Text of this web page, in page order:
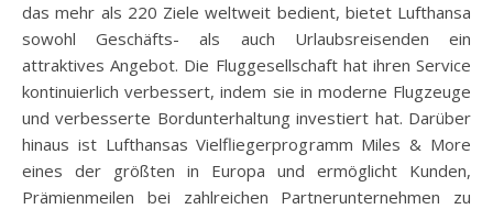
das mehr als 220 Ziele weltweit bedient, bietet Lufthansa
sowohl Geschäfts- als auch Urlaubsreisenden ein
attraktives Angebot. Die Fluggesellschaft hat ihren Service
kontinuierlich verbessert, indem sie in moderne Flugzeuge
und verbesserte Bordunterhaltung investiert hat. Darüber
hinaus ist Lufthansas Vielfliegerprogramm Miles & More
eines der größten in Europa und ermöglicht Kunden,
Prämienmeilen bei zahlreichen Partnerunternehmen zu